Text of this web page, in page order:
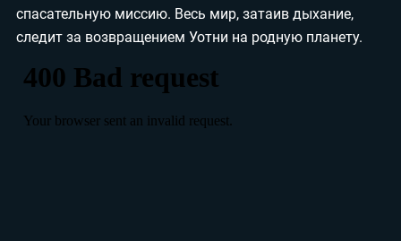
спасательную миссию. Весь мир, затаив дыхание,
следит за возвращением Уотни на родную планету.